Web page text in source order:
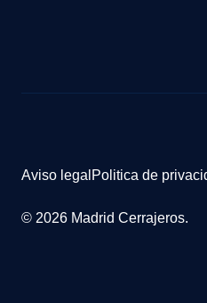
© 2026 Madrid Cerrajeros.
Aviso legal Politica de